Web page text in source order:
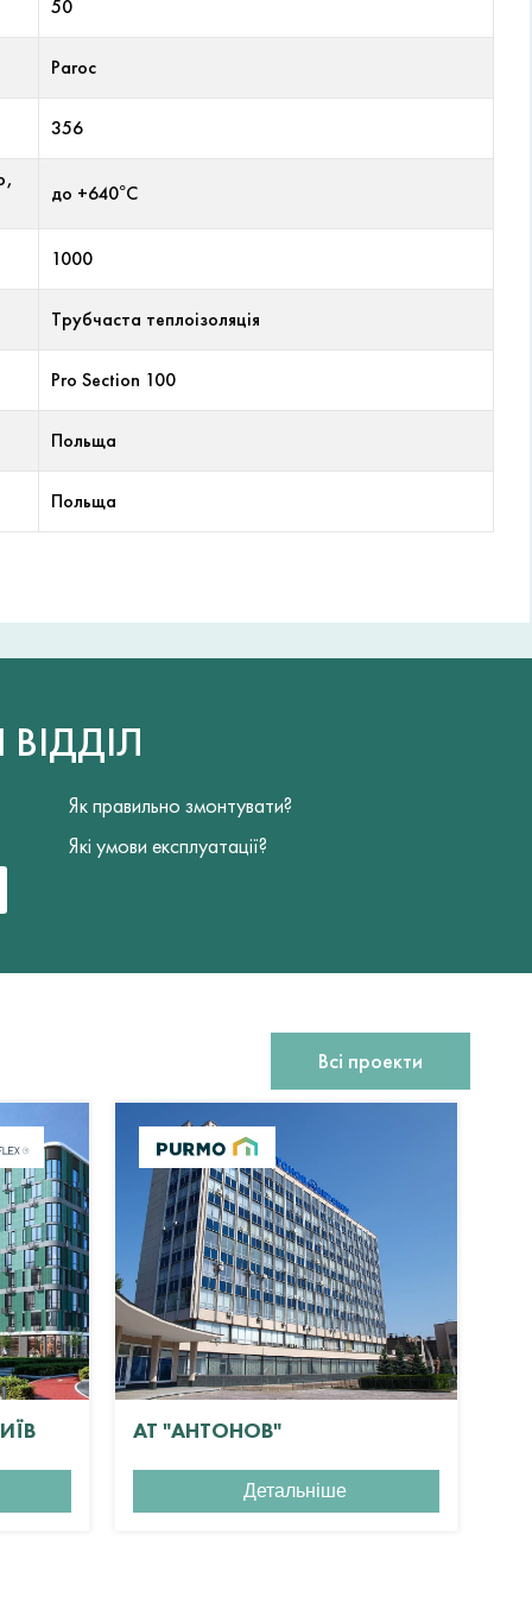
50
Paroc
356
до +640°С
1000
Трубчаста теплоізоляція
Pro Section 100
Польща
Польща
ВІДДІЛ
Як правильно змонтувати?
Які умови експлуатації?
Всі проекти
АТ "АНТОНОВ"
Детальніше